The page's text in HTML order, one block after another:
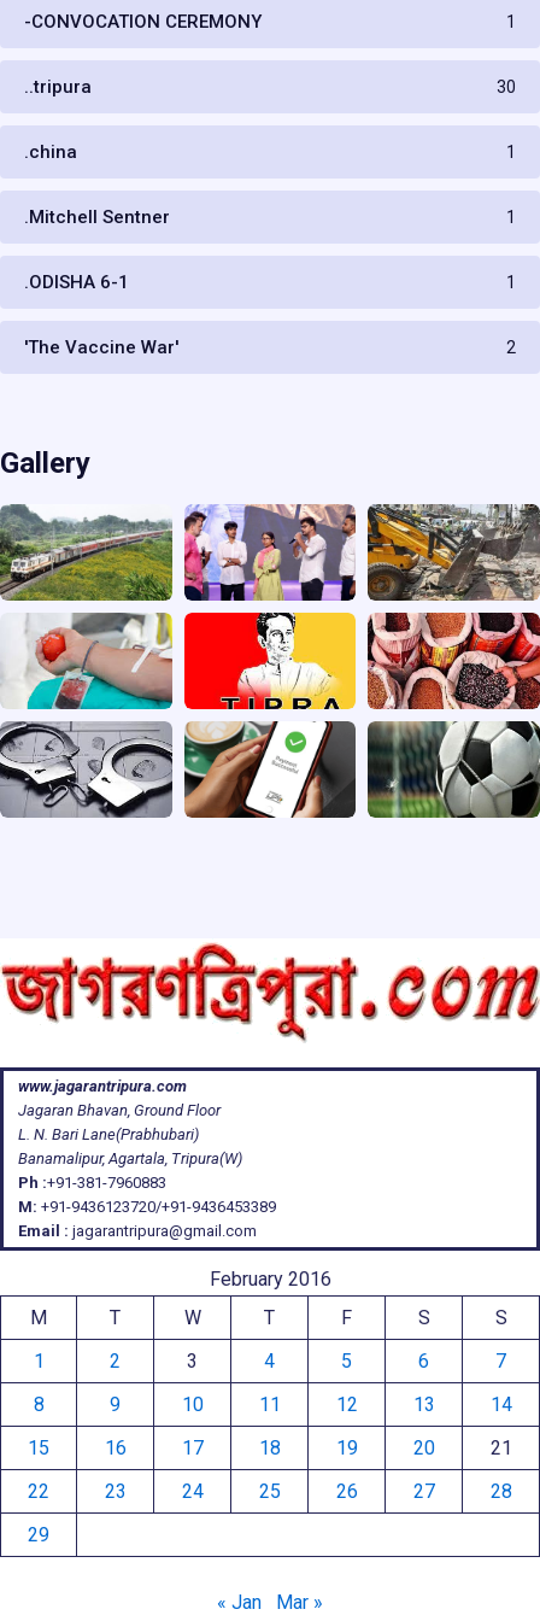
-CONVOCATION CEREMONY 1
..tripura 30
.china 1
.Mitchell Sentner 1
.ODISHA 6-1 1
'The Vaccine War' 2
Gallery
www.jagarantripura.com
Jagaran Bhavan, Ground Floor
L. N. Bari Lane(Prabhubari)
Banamalipur, Agartala, Tripura(W)
Ph :+91-381-7960883
M: +91-9436123720/+91-9436453389
Email : jagarantripura@gmail.com
February 2016
M
T W T F S
S
1
2 3 4 5 6
7
8
9 10 11 12 13
14
15
16 17 18 19 20
21
22
23 24 25 26 27
28
29
« Jan Mar »